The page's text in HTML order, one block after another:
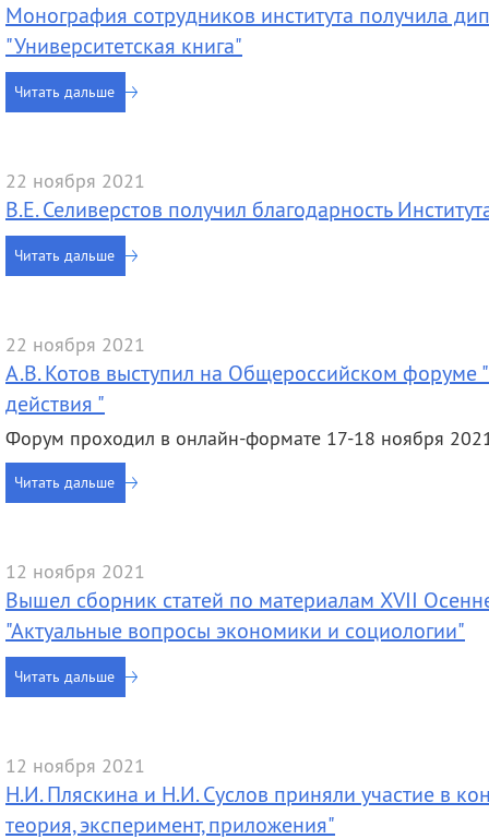
Монография сотрудников института получила
"Университетская книга"
Читать дальше
22 ноября 2021
В.Е. Селиверстов получил благодарность
Читать дальше
22 ноября 2021
А.В. Котов выступил на Общероссийском форуме
действия "
Форум проходил в онлайн-формате 17-18 ноября
Читать дальше
12 ноября 2021
Вышел сборник статей по материалам XVII
"Актуальные вопросы экономики и социологии"
Читать дальше
12 ноября 2021
Н.И. Пляскина и Н.И. Суслов приняли участие в
теория, эксперимент, приложения"